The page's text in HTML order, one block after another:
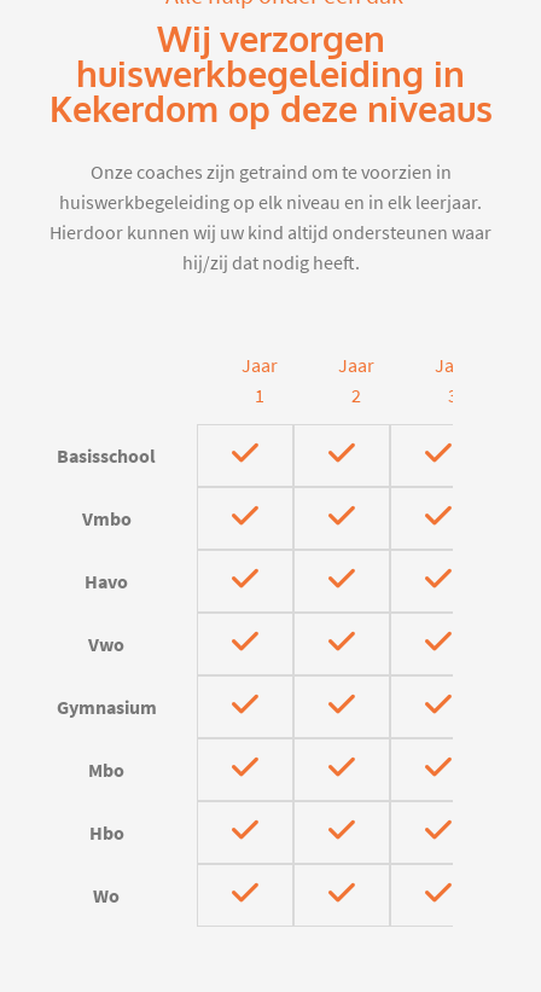
Wij verzorgen
huiswerkbegeleiding in
Kekerdom op deze niveaus
Onze coaches zijn getraind om te voorzien in
huiswerkbegeleiding op elk niveau en in elk leerjaar.
Hierdoor kunnen wij uw kind altijd ondersteunen waar
hij/zij dat nodig heeft.
Jaar
1
Jaar
2
Jaar
3
Basisschool
Vmbo
Havo
Vwo
Gymnasium
Mbo
Hbo
Wo